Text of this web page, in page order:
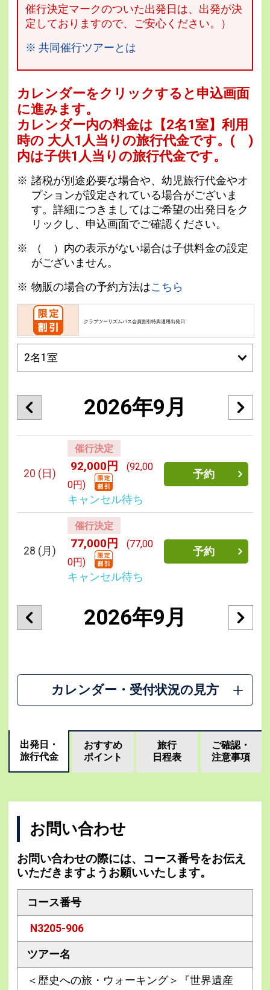
催行決定マークのついた出発日は、出発が決
定しておりますので、ご安心ください。）
※ 共同催行ツアーとは
カレンダーをクリックすると申込画面
に進みます。
カレンダー内の料金は 【2名1室】利用
時の 大人1人当りの旅行代金です。 ( )
内は子供1人当りの旅行代金です。
諸税が別途必要な場合や、幼児旅行代金やオ
プションが設定されている場合がございま
す。詳細につきましてはご希望の出発日をク
リックし、申込画面でご確認ください。
（ ）内の表示がない場合は子供料金の設定
がございません。
物販の場合の予約方法はこちら
クラブツーリズムパス会員割引特典適用出発日
2026年9月
20 (日)
催行決定
92,000円
(92,00
0円)
キャンセル待ち
予約
28 (月)
催行決定
77,000円
(77,00
0円)
キャンセル待ち
予約
2026年9月
カレンダー・受付状況の見方
出発日・
旅行代金
おすすめ
ポイント
旅行
日程表
ご確認・
注意事項
お問い合わせ
お問い合わせの際には、コース番号をお伝え
いただきますようお願いいたします。
コース番号
N3205-906
ツアー名
＜歴史への旅・ウォーキング＞『世界遺産